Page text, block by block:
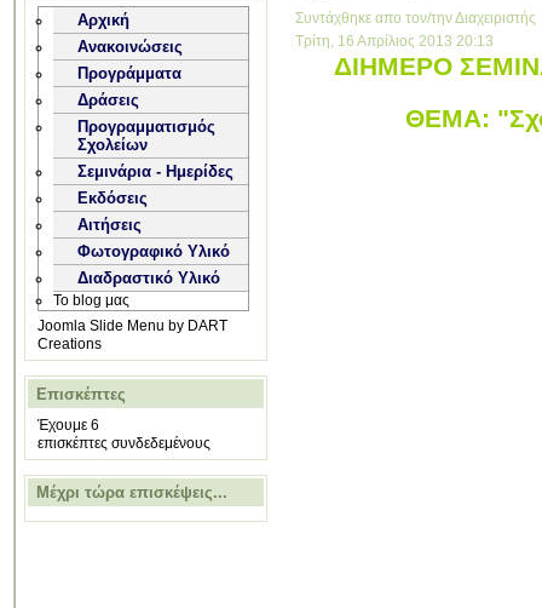
Αρχική
Ανακοινώσεις
Προγράμματα
Δράσεις
Προγραμματισμός
Σχολείων
Σεμινάρια - Ημερίδες
Εκδόσεις
Αιτήσεις
Φωτογραφικό Υλικό
Διαδραστικό Υλικό
Το blog μας
Joomla Slide Menu by DART
Creations
Επισκέπτες
Έχουμε 6
επισκέπτες συνδεδεμένους
Μέχρι τώρα επισκέψεις...
Συντάχθηκε απο τον/την Διαχειριστής
Τρίτη, 16 Απρίλιος 2013 20:13
ΔΙΗΜΕΡΟ
ΘΕΜΑ: